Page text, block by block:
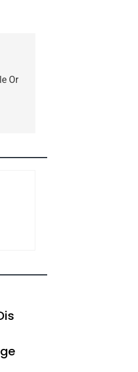
Or